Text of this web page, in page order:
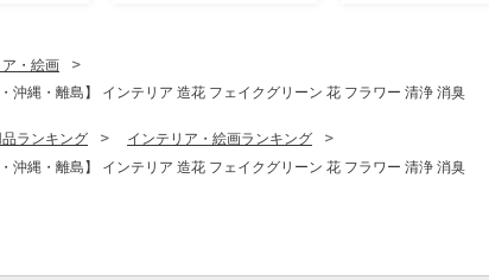
・絵画
縄・離島】 インテリア 造花 フェイクグリーン 花 フラワー 清浄 消臭
ランキング
インテリア・絵画ランキング
縄・離島】 インテリア 造花 フェイクグリーン 花 フラワー 清浄 消臭